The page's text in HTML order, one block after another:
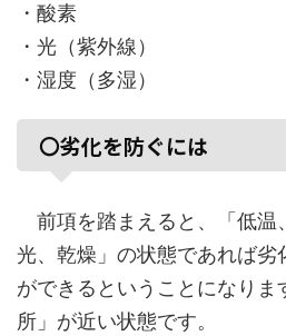
・酸素
・光（紫外線）
・湿度（多湿）
〇劣化を防ぐには
前項を踏まえると、「低温
光、乾燥」の状態であれば劣
ができるということになりま
所」が近い状態です。